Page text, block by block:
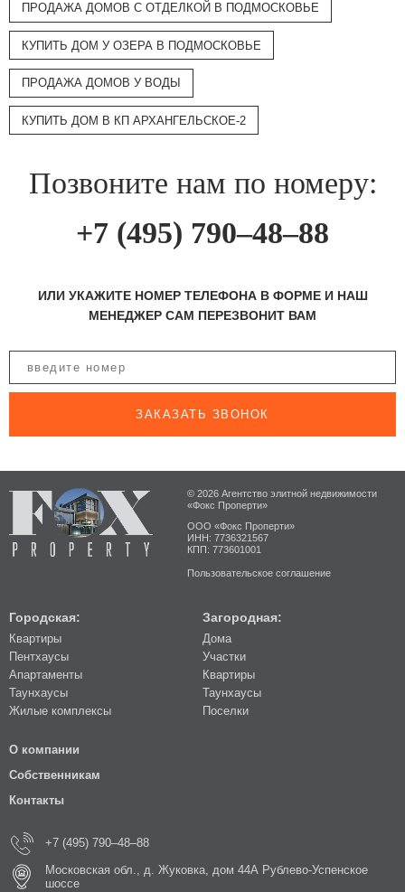
ПРОДАЖА ДОМОВ С ОТДЕЛКОЙ В ПОДМОСКОВЬЕ
КУПИТЬ ДОМ У ОЗЕРА В ПОДМОСКОВЬЕ
ПРОДАЖА ДОМОВ У ВОДЫ
КУПИТЬ ДОМ В КП АРХАНГЕЛЬСКОЕ-2
Позвоните нам по номеру:
+7 (495) 790–48–88
ИЛИ УКАЖИТЕ НОМЕР ТЕЛЕФОНА В ФОРМЕ И НАШ
МЕНЕДЖЕР САМ ПЕРЕЗВОНИТ ВАМ
ЗАКАЗАТЬ ЗВОНОК
© 2026 Агентство элитной недвижимости
«Фокс Проперти»
ООО «Фокс Проперти»
ИНН: 7736321567
КПП: 773601001
Пользовательское соглашение
Городская:
Квартиры
Пентхаусы
Апартаменты
Таунхаусы
Жилые комплексы
Загородная:
Дома
Участки
Квартиры
Таунхаусы
Поселки
О компании
Собственникам
Контакты
+7 (495) 790–48–88
Московская обл., д. Жуковка, дом 44А Рублево-Успенское
шоссе